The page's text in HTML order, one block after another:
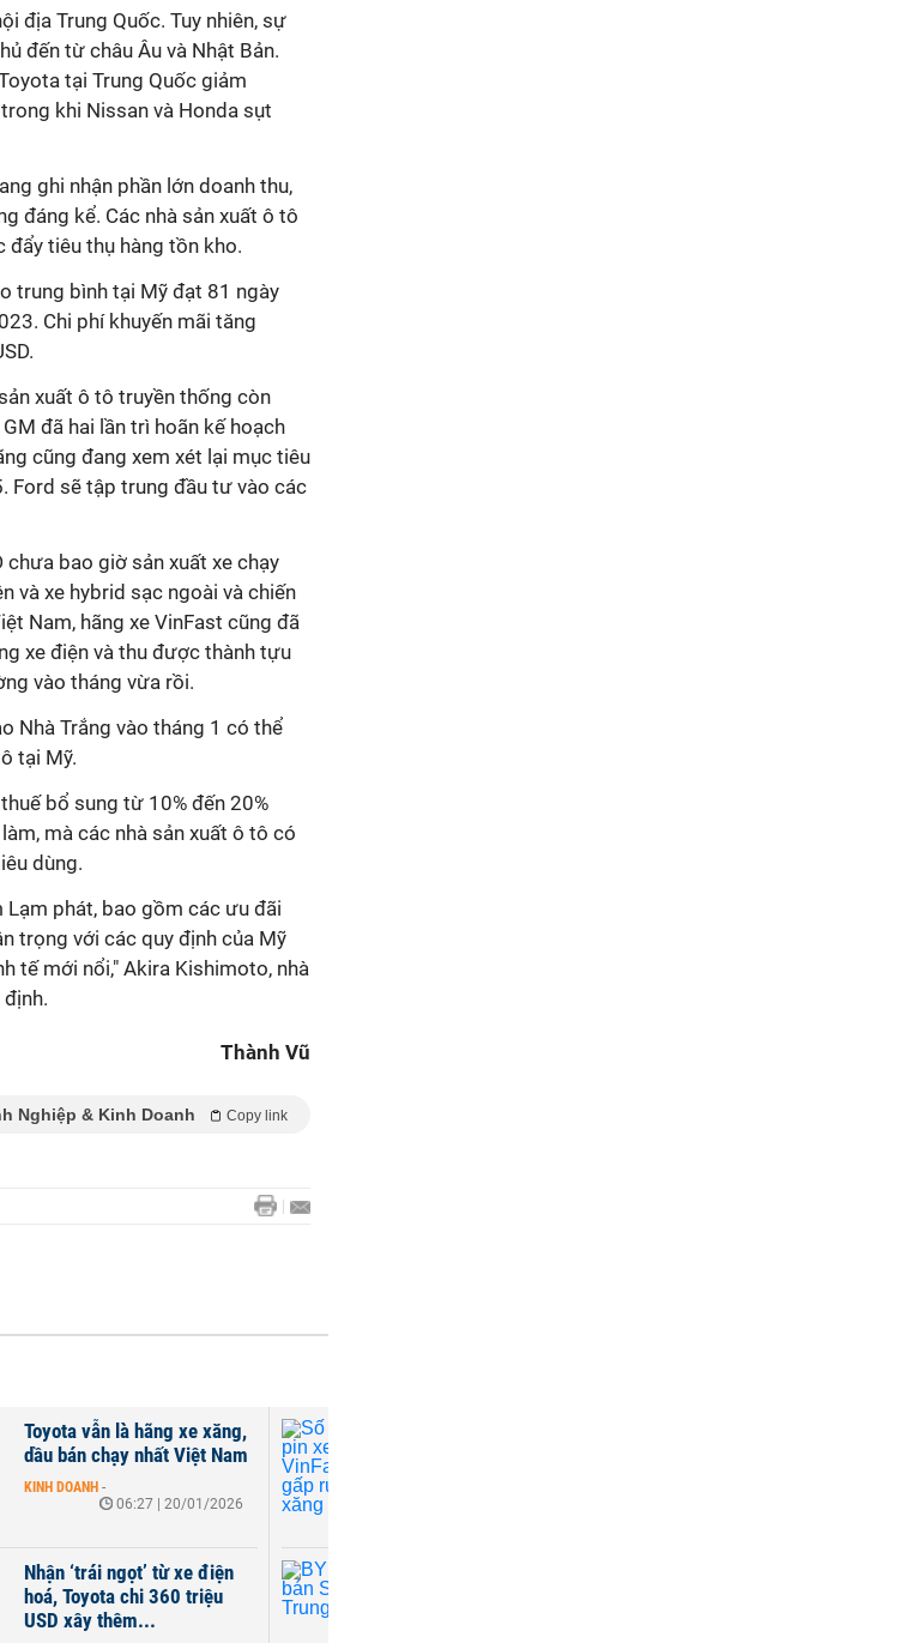
địa Trung Quốc. Tuy nhiên, sự
đến từ châu Âu và Nhật Bản.
tại Trung Quốc giảm
khi Nissan và Honda sụt
ghi nhận phần lớn doanh thu,
đáng kể. Các nhà sản xuất ô tô
tiêu thụ hàng tồn kho.
trung bình tại Mỹ đạt 81 ngày
Chi phí khuyến mãi tăng
xuất ô tô truyền thống còn
đã hai lần trì hoãn kế hoạch
cũng đang xem xét lại mục tiêu
Ford sẽ tập trung đầu tư vào các
chưa bao giờ sản xuất xe chạy
và xe hybrid sạc ngoài và chiến
Nam, hãng xe VinFast cũng đã
xe điện và thu được thành tựu
vào tháng vừa rồi.
Nhà Trắng vào tháng 1 có thể
tại Mỹ.
bổ sung từ 10% đến 20%
mà các nhà sản xuất ô tô có
dùng.
phát, bao gồm các ưu đãi
trọng với các quy định của Mỹ
tế mới nổi," Akira Kishimoto, nhà
Thành Vũ
Nghiệp & Kinh Doanh Copy link
xe xăng,
Việt Nam
xe điện
triệu
Số trạm đổi pin xe máy điện
VinFast nhiều gấp rưỡi số
trạm xăng hiện...
KINH DOANH
BYD dừng bán Sealion 6 tại
Trung Quốc